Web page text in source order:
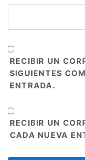
RECIBIR UN
SIGUIENTES
ENTRADA.
RECIBIR UN
CADA NUEVA